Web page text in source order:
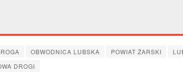
OBWODNICA LUBSKA POWIAT ŻARSKI
DROGI